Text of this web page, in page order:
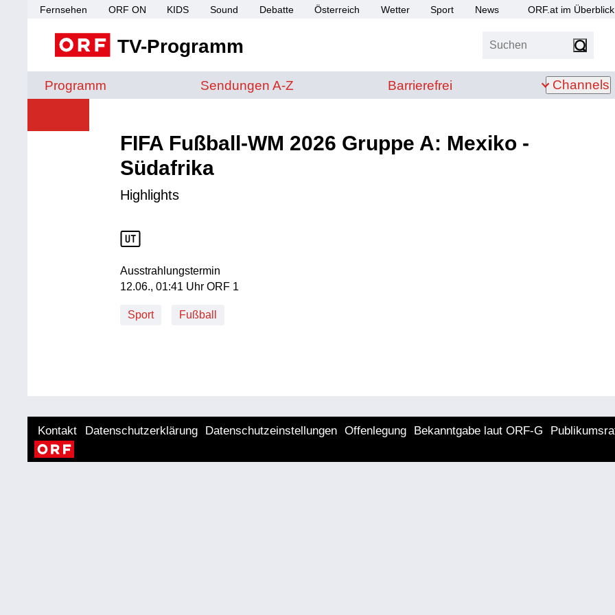
Fernsehen ORF ON KIDS Sound Debatte Österreich Wetter Sport News ORF.at im Überblick
TV-Programm Suchen
Programm Sendungen von A bis Z
Sendungen A-Z Barrierefrei
Barrierefrei Channels
FIFA Fußball-WM 2026 Gruppe A: Mexiko -
Südafrika
Highlights
Ausstrahlungstermin
12. Juni, 01:41 Uhr in ORF 1
12.06., 01:41 Uhr ORF 1
Sport Fußball
Kontakt Datenschutzerklärung Datenschutzeinstellungen Offenlegung Bekanntgabe laut ORF-G